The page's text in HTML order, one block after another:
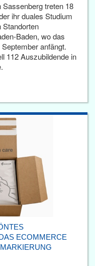
treten 18
ihr duales Studium
Standorten
Baden, wo das
anfängt.
112 Auszubildende in
ECOMMERCE